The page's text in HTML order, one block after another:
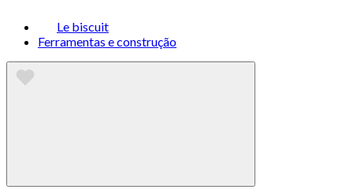
Le biscuit
Ferramentas e construção